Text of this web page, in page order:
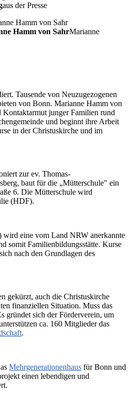
aus der Presse
Hamm von SahrMarianne
Tausende von Neuzugezogenen
von Bonn. Marianne Hamm von
Kontaktarmut junger Familien rund
und beginnt ihre Arbeit
in der Christuskirche und im
zur ev. Thomas-
baut für die „Mütterschule" ein
6. Die Mütterschule wird
(HDF).
eine vom Land NRW anerkannte
somit Familienbildungsstätte. Kurse
nach den Grundlagen des
gekürzt, auch die Christuskirche
finanziellen Situation. Muss das
gründet sich der Förderverein, um
ca. 160 Mitglieder das
.
Mehrgenerationenhaus für Bonn und
einen lebendigen und